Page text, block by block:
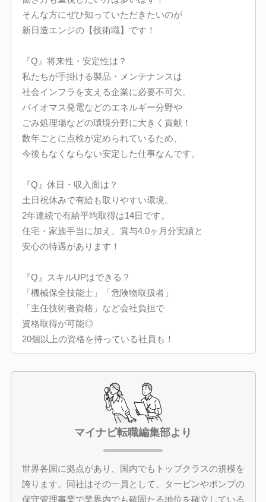
そんな方にぜひ知っていただきたいのが
新日造エンジの【技術職】です！
『Q』将来性・安定性は？
私たちが手掛ける製品・メンテナンスは
社会インフラを支える企業に必要不可欠。
バイオマス発電などのエネルギー分野や
ごみ処理場などの環境分野に大きく貢献！
数年ごとに点検が定められているため、
今後もなくならない安定した仕事なんです。
『Q』休日・収入面は？
土日祝休みで有給も取りやすい環境。
2年連続で有給平均取得は14日です。
住宅・家族手当に加え、賞与4.0ヶ月分実績と
安心の待遇があります！
『Q』スキルUPはできる？
「機械保全技能士」「危険物取扱者」
「主任技術者資格」など会社負担で
資格取得が可能◎
20個以上の資格を持っている社員も！
マイナビ転職編集部より
世界各国に拠点があり、国内でもトップクラスの規模を
誇ります。同社はその一員として、タービンやポンプの
保守管理事業で業界内でも確固たる地位を確立している